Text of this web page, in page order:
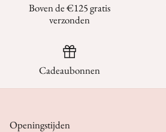
Boven de €125 gratis
verzonden
Cadeaubonnen
Openingstijden